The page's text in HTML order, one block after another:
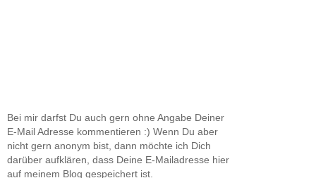
Bei mir darfst Du auch gern ohne Angabe Deiner
E-Mail Adresse kommentieren :) Wenn Du aber
nicht gern anonym bist, dann möchte ich Dich
darüber aufklären, dass Deine E-Mailadresse hier
auf meinem Blog gespeichert ist.